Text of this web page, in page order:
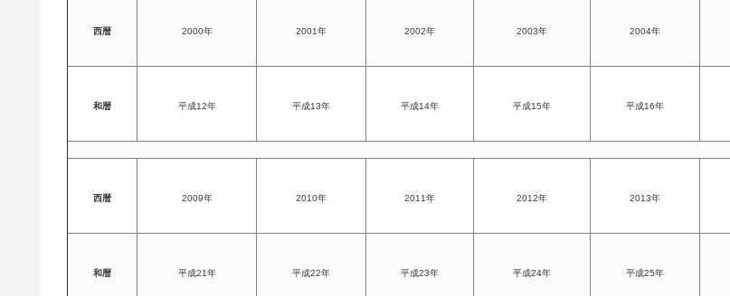
西暦 2000年 2001年 2002年 2003年 2004年
和暦 平成12年 平成13年 平成14年 平成15年 平成16年
西暦 2009年 2010年 2011年 2012年 2013年
和暦 平成21年 平成22年 平成23年 平成24年 平成25年